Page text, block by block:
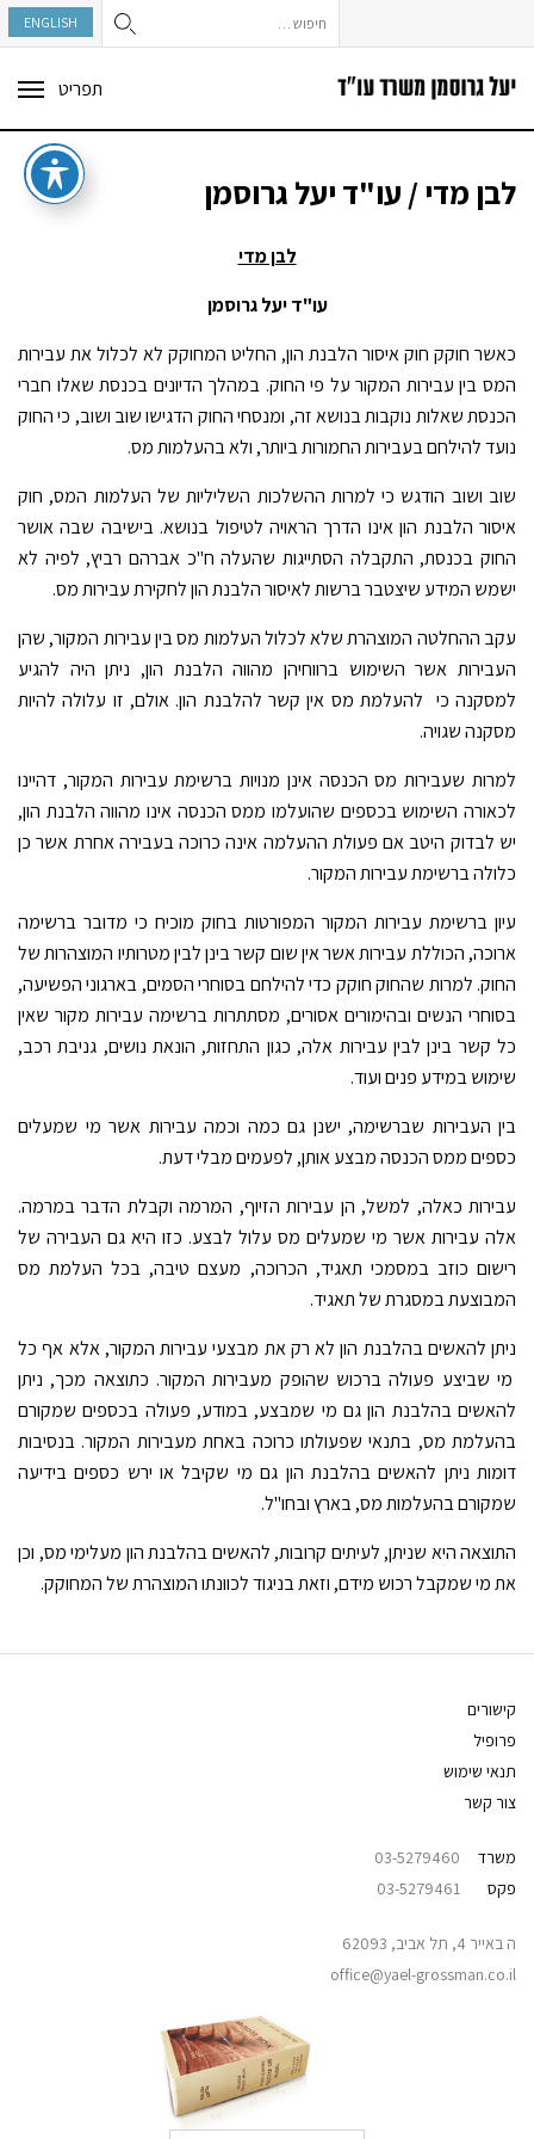
ENGLISH
תפריט
לבן מדי / עו"ד יעל גרוסמן
לבן מדי
עו"ד יעל גרוסמן
כאשר חוקק חוק איסור הלבנת הון, החליט המחוקק לא לכלול את עבירות
המס בין עבירות המקור על פי החוק. במהלך הדיונים בכנסת שאלו חברי
הכנסת שאלות נוקבות בנושא זה, ומנסחי החוק הדגישו שוב ושוב, כי החוק
נועד להילחם בעבירות החמורות ביותר, ולא בהעלמות מס.
שוב ושוב הודגש כי למרות ההשלכות השליליות של העלמות המס, חוק
איסור הלבנת הון אינו הדרך הראויה לטיפול בנושא. בישיבה שבה אושר
החוק בכנסת, התקבלה הסתייגות שהעלה ח"כ אברהם רביץ, לפיה לא
ישמש המידע שיצטבר ברשות לאיסור הלבנת הון לחקירת עבירות מס.
עקב ההחלטה המוצהרת שלא לכלול העלמות מס בין עבירות המקור, שהן
העבירות אשר השימוש ברווחיהן מהווה הלבנת הון, ניתן היה להגיע
למסקנה כי להעלמת מס אין קשר להלבנת הון. אולם, זו עלולה להיות
מסקנה שגויה.
למרות שעבירות מס הכנסה אינן מנויות ברשימת עבירות המקור, דהיינו
לכאורה השימוש בכספים שהועלמו ממס הכנסה אינו מהווה הלבנת הון,
יש לבדוק היטב אם פעולת ההעלמה אינה כרוכה בעבירה אחרת אשר כן
כלולה ברשימת עבירות המקור.
עיון ברשימת עבירות המקור המפורטות בחוק מוכיח כי מדובר ברשימה
ארוכה, הכוללת עבירות אשר אין שום קשר בינן לבין מטרותיו המוצהרות של
החוק. למרות שהחוק חוקק כדי להילחם בסוחרי הסמים, בארגוני הפשיעה,
בסוחרי הנשים ובהימורים אסורים, מסתתרות ברשימה עבירות מקור שאין
כל קשר בינן לבין עבירות אלה, כגון התחזות, הונאת נושים, גניבת רכב,
שימוש במידע פנים ועוד.
בין העבירות שברשימה, ישנן גם כמה וכמה עבירות אשר מי שמעלים
כספים ממס הכנסה מבצע אותן, לפעמים מבלי דעת.
עבירות כאלה, למשל, הן עבירות הזיוף, המרמה וקבלת הדבר במרמה.
אלה עבירות אשר מי שמעלים מס עלול לבצע. כזו היא גם העבירה של
רישום כוזב במסמכי תאגיד, הכרוכה, מעצם טיבה, בכל העלמת מס
המבוצעת במסגרת של תאגיד.
ניתן להאשים בהלבנת הון לא רק את מבצעי עבירות המקור, אלא אף כל
מי שביצע פעולה ברכוש שהופק מעבירות המקור. כתוצאה מכך, ניתן
להאשים בהלבנת הון גם מי שמבצע, במודע, פעולה בכספים שמקורם
בהעלמת מס, בתנאי שפעולתו כרוכה באחת מעבירות המקור. בנסיבות
דומות ניתן להאשים בהלבנת הון גם מי שקיבל או ירש כספים בידיעה
שמקורם בהעלמות מס, בארץ ובחו"ל.
התוצאה היא שניתן, לעיתים קרובות, להאשים בהלבנת הון מעלימי מס, וכן
את מי שמקבל רכוש מידם, וזאת בניגוד לכוונתו המוצהרת של המחוקק.
קישורים
פרופיל
תנאי שימוש
צור קשר
משרד
03-5279460
פקס
ה באייר 4, תל אביב, 62093
office@yael-grossman.co.il